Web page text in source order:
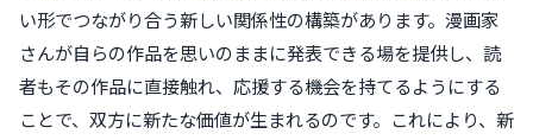
い形でつながり合う新しい関係性の構築があります。漫画家
さんが自らの作品を思いのままに発表できる場を提供し、読
者もその作品に直接触れ、応援する機会を持てるようにする
ことで、双方に新たな価値が生まれるのです。これにより、新